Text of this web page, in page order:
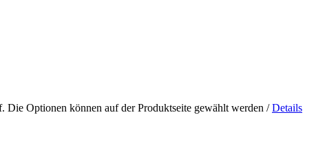
Die Optionen können auf der Produktseite gewählt werden / Details